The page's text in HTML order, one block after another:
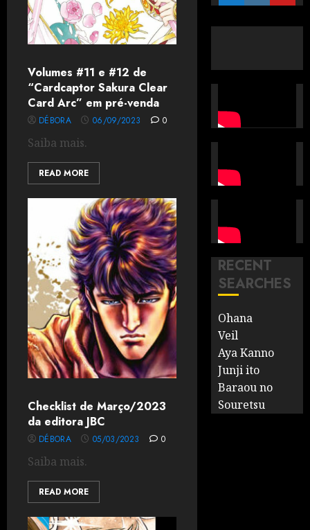
Volumes #11 e #12 de
“Cardcaptor Sakura Clear
Card Arc” em pré-venda
DÉBORA 06/09/2023 0
Saiba mais.
READ MORE
Checklist de Março/2023
da editora JBC
DÉBORA 05/03/2023 0
Saiba mais.
READ MORE
RECENT
SEARCHES
Ohana
Veil
Aya Kanno
Junji ito
Baraou no
Souretsu